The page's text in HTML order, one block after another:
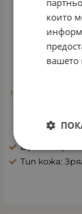
КРЕМ ЗЛАТНА
Ефект:
Тип кожа:
които
вашето